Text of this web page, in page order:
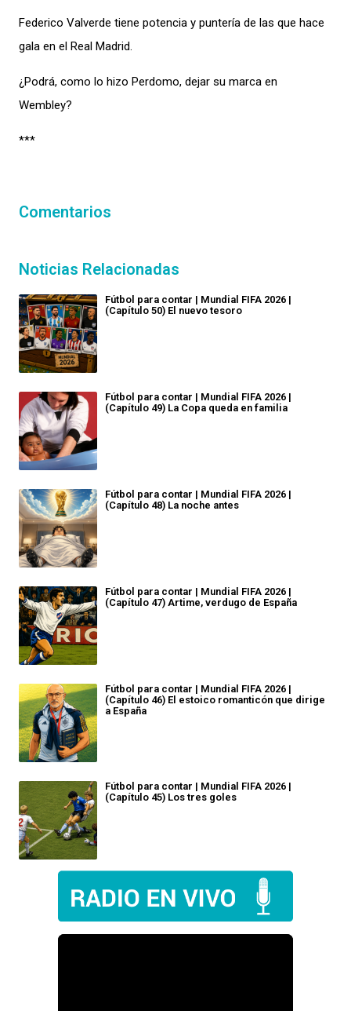
Federico Valverde tiene potencia y puntería de las que hace
gala en el Real Madrid.
¿Podrá, como lo hizo Perdomo, dejar su marca en
Wembley?
***
Comentarios
Noticias Relacionadas
Fútbol para contar | Mundial FIFA 2026 |
(Capítulo 50) El nuevo tesoro
Fútbol para contar | Mundial FIFA 2026 |
(Capítulo 49) La Copa queda en familia
Fútbol para contar | Mundial FIFA 2026 |
(Capítulo 48) La noche antes
Fútbol para contar | Mundial FIFA 2026 |
(Capítulo 47) Artime, verdugo de España
Fútbol para contar | Mundial FIFA 2026 |
(Capítulo 46) El estoico romanticón que dirige
a España
Fútbol para contar | Mundial FIFA 2026 |
(Capítulo 45) Los tres goles